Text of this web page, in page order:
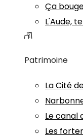
Ça
L'Aude,
Patrimoine
La Cité
Le canal
Les